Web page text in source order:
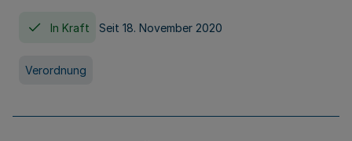
In Kraft Seit 18. November 2020
Verordnung